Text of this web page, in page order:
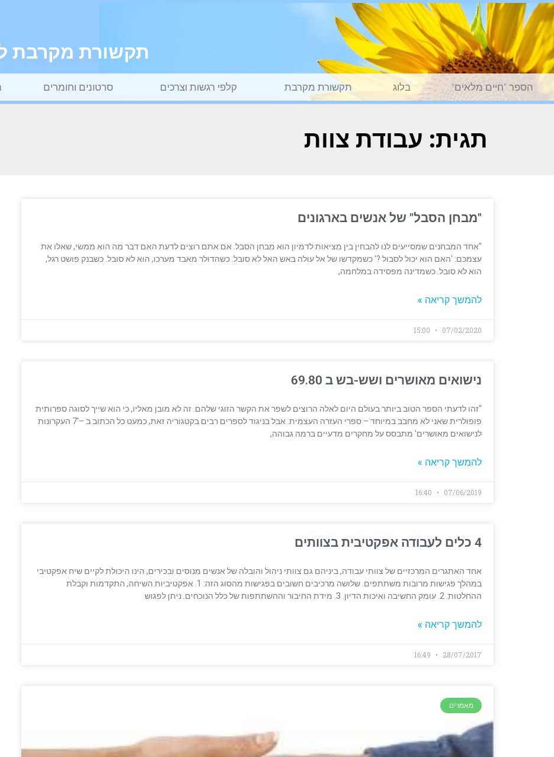
תקשורת מקרבת
הספר "חיים מלאים" בלוג תקשורת מקרבת קלפי רגשות וצרכים סרטונים וחומרים
תגית: עבודת צוות
"מבחן הסבל" של אנשים בארגונים
"אחד המבחנים שמסייעים לנו להבחין בין מציאות לדמיון הוא מבחן הסבל. אם אתם רוצים לדעת האם דבר מה הוא ממשי, שאלו את
עצמכם: 'האם הוא יכול לסבול ?' כשמקדשו של אל עולה באש האל לא סובל. כשהדולר מאבד מערכו, הוא לא סובל. כשבנק פושט רגל,
הוא לא סובל. כשמדינה מפסידה במלחמה,
להמשך קריאה »
07/02/2020
נישואים מאושרים ושש-בש ב 69.80
"זהו לדעתי הספר הטוב ביותר בעולם היום לאלה הרוצים לשפר את הקשר הזוגי שלהם. זה לא מובן מאליו, כי הוא שייך לסוגה ספרותית
פופולרית שאני לא מחבב במיוחד – ספרי העזרה העצמית. אבל בניגוד לספרים רבים בקטגוריה זאת, כמעט כל הכתוב ב –'7 העקרונות
לנישואים מאושרים' מתבסס על מחקרים מדעיים ברמה גבוהה,
להמשך קריאה »
07/06/2019
4 כלים לעבודה אפקטיבית בצוותים
אחד האתגרים המרכזיים של צוותי עבודה, ביניהם גם צוותי ניהול והובלה של אנשים מנוסים ובכירים, הינו היכולת לקיים שיח אפקטיבי
במהלך פגישות מרובות משתתפים. שלושה מרכיבים חשובים בפגישות מהסוג הזה: 1. אפקטיביות השיחה, התקדמות וקבלת
ההחלטות. 2. עומק החשיבה ואיכות הדיון. 3. מידת החיבור וההשתתפות של כלל הנוכחים. ניתן לפגוש
להמשך קריאה »
28/07/2017
מאמרים